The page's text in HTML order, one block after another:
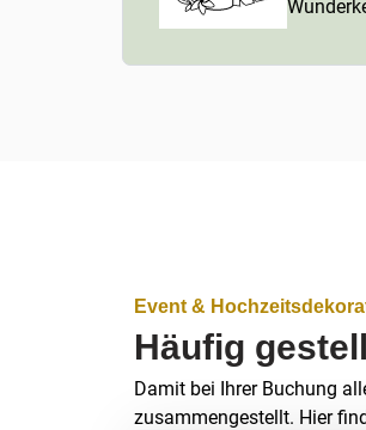
Event &
Häufig
Damit bei Ihrer Buchung
zusammengestellt. Hier